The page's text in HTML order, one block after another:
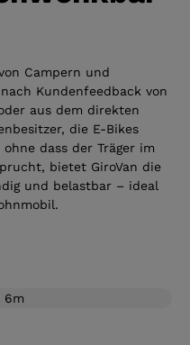
Campern und
Kundenfeedback von
aus dem direkten
die E-Bikes
dass der Träger im
bietet GiroVan die
und belastbar – ideal